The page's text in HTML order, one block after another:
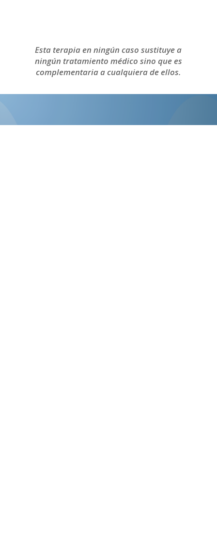
Esta terapia en ningún caso sustituye a
ningún tratamiento médico sino que es
complementaria a cualquiera de ellos.